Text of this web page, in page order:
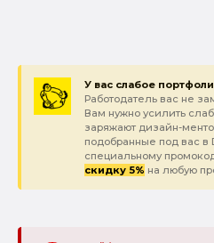
У вас слабое
Работодатель вас не
Вам нужно усилить
заряжают дизайн-
подобранные под вас в
специальному
скидку 5% на любую